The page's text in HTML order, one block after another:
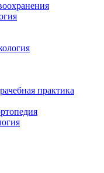
практика